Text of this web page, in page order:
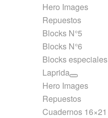
Hero Images
Repuestos
Blocks N°5
Blocks N°6
Blocks especiales
Laprida
Hero Images
Repuestos
Cuadernos 16×21